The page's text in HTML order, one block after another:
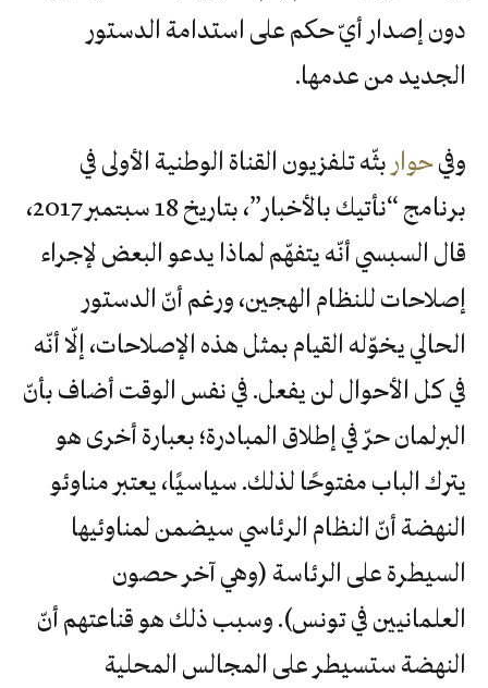
دون إصدار أيّ حكم على استدامة الدستور
الجديد من عدمها.
وفيحوار بثّه تلفزيون القناة الوطنية الأولى في
برنامج “نأتيك بالأخبار”، بتاريخ 18 سبتمبر2017،
قال السبسي أنّه يتفهّم لماذا يدعو البعض لإجراء
إصلاحات للنظام الهجين، ورغم أنّ الدستور
الحالي يخوّله القيام بمثل هذه الإصلاحات، إلّا أنّه
في كل الأحوال لن يفعل. في نفس الوقت أضاف بأنّ
البرلمان حرّ في إطلاق المبادرة؛ بعبارة أخرى هو
يترك الباب مفتوحًا لذلك. سياسيًا، يعتبر مناوئو
النهضة أنّ النظام الرئاسي سيضمن لمناوئيها
السيطرة على الرئاسة (وهي آخر حصون
العلمانيين في تونس). وسبب ذلك هو قناعتهم أنّ
النهضة ستسيطر على المجالس المحلية